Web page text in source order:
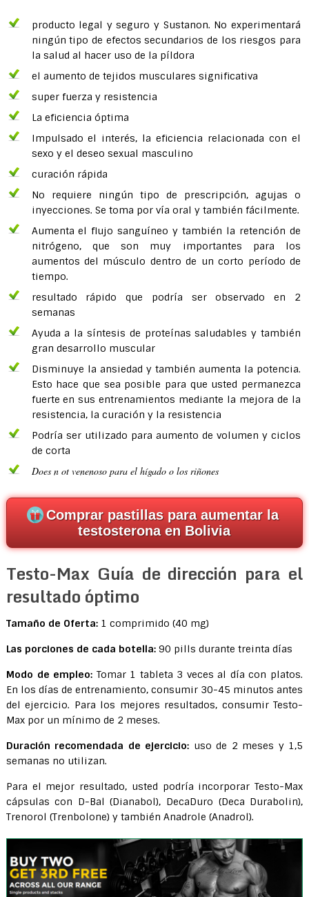
producto legal y seguro y Sustanon. No experimentará
ningún tipo de efectos secundarios de los riesgos para
la salud al hacer uso de la píldora
el aumento de tejidos musculares significativa
super fuerza y ​​resistencia
La eficiencia óptima
Impulsado el interés, la eficiencia relacionada con el
sexo y el deseo sexual masculino
curación rápida
No requiere ningún tipo de prescripción, agujas o
inyecciones. Se toma por vía oral y también fácilmente.
Aumenta el flujo sanguíneo y también la retención de
nitrógeno, que son muy importantes para los
aumentos del músculo dentro de un corto período de
tiempo.
resultado rápido que podría ser observado en 2
semanas
Ayuda a la síntesis de proteínas saludables y también
gran desarrollo muscular
Disminuye la ansiedad y también aumenta la potencia.
Esto hace que sea posible para que usted permanezca
fuerte en sus entrenamientos mediante la mejora de la
resistencia, la curación y la resistencia
Podría ser utilizado para aumento de volumen y ciclos
de corta
Does n ot venenoso para el hígado o los riñones
Comprar pastillas para aumentar la
testosterona en Bolivia
Testo-Max Guía de dirección para el
resultado óptimo
Tamaño de Oferta:1 comprimido (40 mg)
Las porciones de cada botella:90 pills durante treinta días
Modo de empleo: Tomar 1 tableta 3 veces al día con platos.
En los días de entrenamiento, consumir 30-45 minutos antes
del ejercicio. Para los mejores resultados, consumir Testo-
Max por un mínimo de 2 meses.
Duración recomendada de ejercicio: uso de 2 meses y 1,5
semanas no utilizan.
Para el mejor resultado, usted podría incorporar Testo-Max
cápsulas con D-Bal (Dianabol), DecaDuro (Deca Durabolin),
Trenorol (Trenbolone) y también Anadrole (Anadrol).